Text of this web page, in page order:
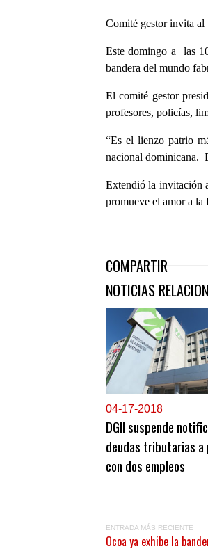
Comité gestor invita al
Este domingo a las
bandera del mundo
El comité gestor
profesores, policías,
“Es el lienzo patrio
nacional dominicana.
Extendió la invitación
promueve el amor a la
COMPARTIR
NOTICIAS
04-17-2018
DGII suspende
deudas tributarias a
con dos empleos
ENTRADA MÁS RECIENTE
Ocoa ya exhibe la